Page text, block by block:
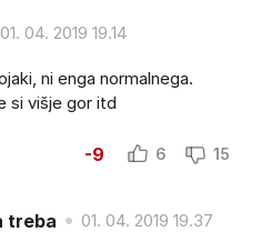
01. 04. 2019 19.14
ni enga normalnega.
si višje gor itd
-9 6 15
treba 01. 04. 2019 19.37